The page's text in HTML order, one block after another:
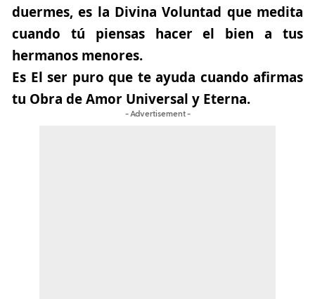
duermes, es la Divina Voluntad que medita
cuando tú piensas hacer el bien a tus
hermanos menores.
Es El ser puro que te ayuda cuando afirmas
tu Obra de Amor Universal y Eterna.
- Advertisement -